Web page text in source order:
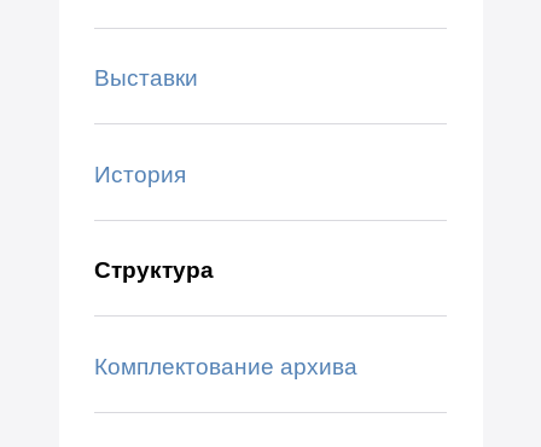
Выставки
История
Структура
Комплектование архива